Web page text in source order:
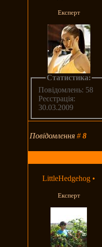
Експерт
Статистика:
Повідомлень: 58
Реєстрація:
30.03.2009
Повідомлення#8
LittleHedgehog •
Експерт